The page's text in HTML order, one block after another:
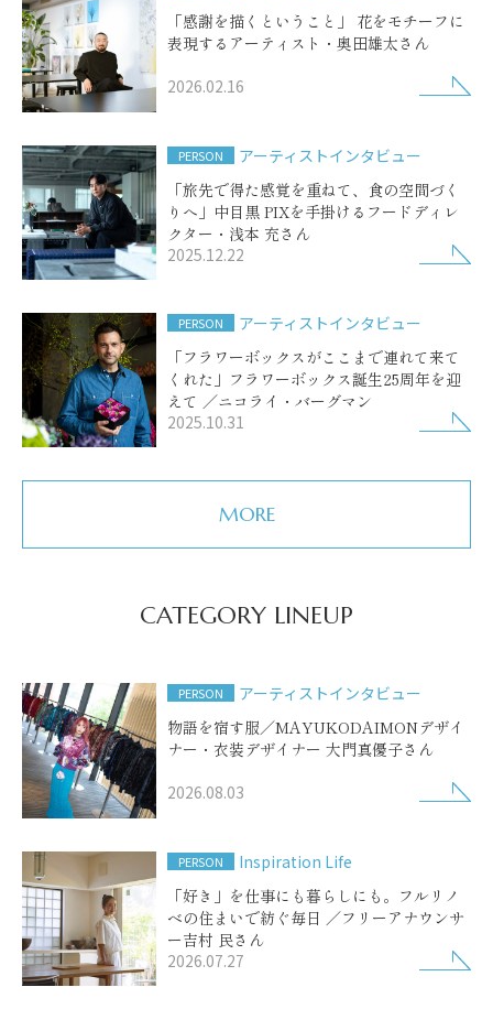
「感謝を描くということ」 花をモチーフに
表現するアーティスト・奥田雄太さん
2026.02.16
PERSON
アーティストインタビュー
「旅先で得た感覚を重ねて、食の空間づく
りへ」中目黒 PIXを手掛けるフードディレ
クター・浅本 充さん
2025.12.22
PERSON
アーティストインタビュー
「フラワーボックスがここまで連れて来て
くれた」フラワーボックス誕生25周年を迎
えて ／ニコライ・バーグマン
2025.10.31
MORE
CATEGORY LINEUP
PERSON
アーティストインタビュー
物語を宿す服／MAYUKODAIMONデザイ
ナー・衣装デザイナー 大門真優子さん
2026.08.03
PERSON
Inspiration Life
「好き」を仕事にも暮らしにも。フルリノ
ベの住まいで紡ぐ毎日 ／フリーアナウンサ
ー吉村 民さん
2026.07.27